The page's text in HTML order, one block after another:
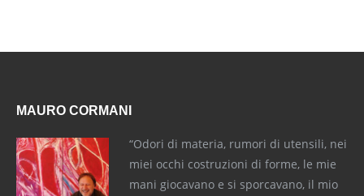
MAURO CORMANI
“Odori di materia, rumori di utensili, nei
miei occhi costruzioni di forme, le mie
mani giocavano e si sporcavano, il mio